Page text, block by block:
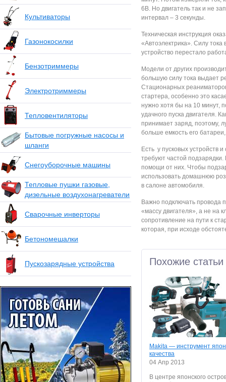
Культиваторы
Газонокосилки
Бензотриммеры
Электротриммеры
Тепловентиляторы
Бытовые погружные насосы и
шланги
Снегоуборочные машины
Тепловые пушки газовые,
дизельные воздухонагреватели
Сварочные инверторы
Бетономешалки
Пускозарядные устройства
6В. Но двигатель так и не
интервал – 3 секунды.
Техническая инструкция
«Автоэлектрика». Силу
устройство перестало
Модели от других
большую силу тока выдает
Стационарных
стартера, особенно это
нужно хотя бы на 10 минут,
удачного пуска двигателя.
принимает заряд, поэтому,
больше емкость его
Есть у пусковых устройств
требуют частой
помощи от них. Чтобы
использовать домашнюю
в салоне автомобиля.
Важно подключать провода
«массу двигателя», а не на
сопротивление на пути к
которая, при исходе
Похожие статьи
Makita — инструмент
качества
04 Апр 2013
В центре японского